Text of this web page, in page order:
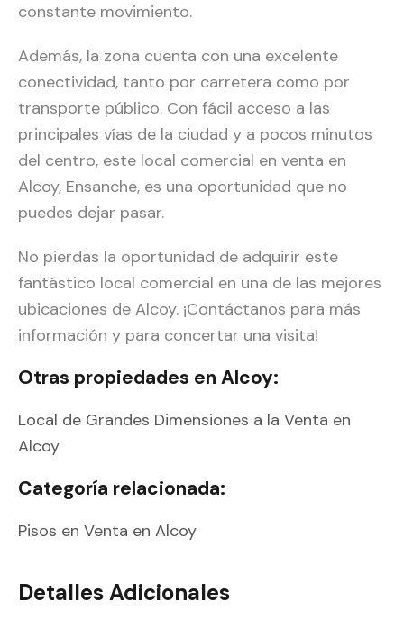
constante movimiento.
Además, la zona cuenta con una excelente
conectividad, tanto por carretera como por
transporte público. Con fácil acceso a las
principales vías de la ciudad y a pocos minutos
del centro, este local comercial en venta en
Alcoy, Ensanche, es una oportunidad que no
puedes dejar pasar.
No pierdas la oportunidad de adquirir este
fantástico local comercial en una de las mejores
ubicaciones de Alcoy. ¡Contáctanos para más
información y para concertar una visita!
Otras propiedades en Alcoy:
Local de Grandes Dimensiones a la Venta en
Alcoy
Categoría relacionada:
Pisos en Venta en Alcoy
Detalles Adicionales